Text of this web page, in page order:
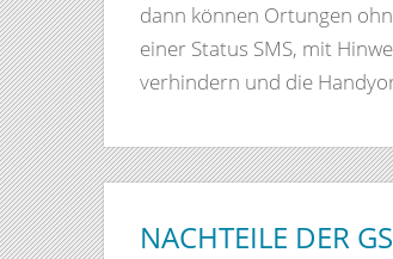
dann können Ortungen
einer Status SMS, mit
verhindern und die
NACHTEILE DER